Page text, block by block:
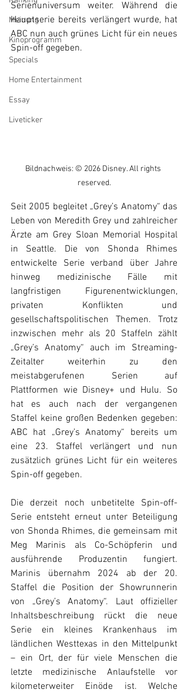
Meinung
Kinoprogramm
Specials
Home Entertainment
Essay
Liveticker
Serienuniversum weiter. Während die
Hauptserie bereits verlängert wurde, hat
ABC nun auch grünes Licht für ein neues
Spin-off gegeben.
Bildnachweis: © 2026 Disney. All rights
reserved.
Seit 2005 begleitet „Grey’s Anatomy“ das
Leben von Meredith Grey und zahlreicher
Ärzte am Grey Sloan Memorial Hospital
in Seattle. Die von Shonda Rhimes
entwickelte Serie verband über Jahre
hinweg medizinische Fälle mit
langfristigen Figurenentwicklungen,
privaten Konflikten und
gesellschaftspolitischen Themen. Trotz
inzwischen mehr als 20 Staffeln zählt
„Grey’s Anatomy“ auch im Streaming-
Zeitalter weiterhin zu den
meistabgerufenen Serien auf
Plattformen wie Disney+ und Hulu. So
hat es auch nach der vergangenen
Staffel keine großen Bedenken gegeben:
ABC hat „Grey’s Anatomy“ bereits um
eine 23. Staffel verlängert und nun
zusätzlich grünes Licht für ein weiteres
Spin-off gegeben.
Die derzeit noch unbetitelte Spin-off-
Serie entsteht erneut unter Beteiligung
von Shonda Rhimes, die gemeinsam mit
Meg Marinis als Co-Schöpferin und
ausführende Produzentin fungiert.
Marinis übernahm 2024 ab der 20.
Staffel die Position der Showrunnerin
von „Grey’s Anatomy“. Laut offizieller
Inhaltsbeschreibung rückt die neue
Serie ein kleines Krankenhaus im
ländlichen Westtexas in den Mittelpunkt
– ein Ort, der für viele Menschen die
letzte medizinische Anlaufstelle vor
kilometerweiter Einöde ist. Welche